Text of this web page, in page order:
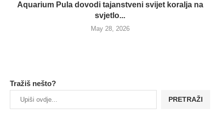
Aquarium Pula dovodi tajanstveni svijet koralja na
svjetlo...
May 28, 2026
Tražiš nešto?
PRETRAŽI